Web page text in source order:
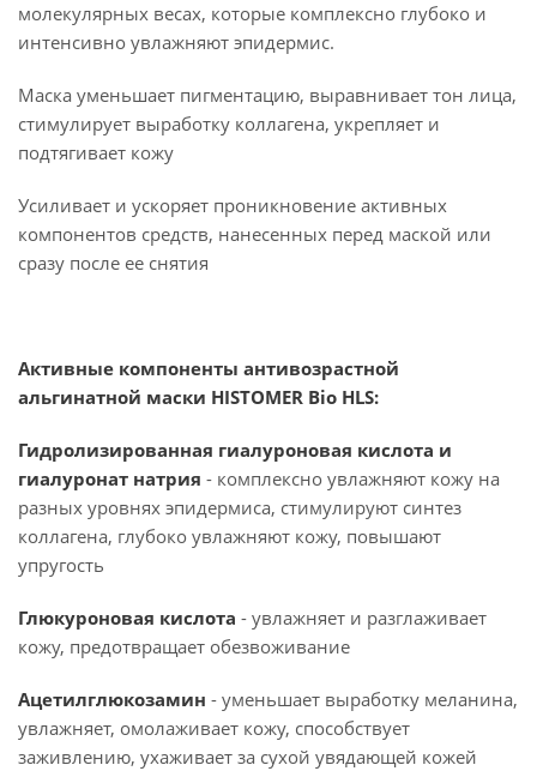
молекулярных весах, которые комплексно глубоко и
интенсивно увлажняют эпидермис.
Маска уменьшает пигментацию, выравнивает тон лица,
стимулирует выработку коллагена, укрепляет и
подтягивает кожу
Усиливает и ускоряет проникновение активных
компонентов средств, нанесенных перед маской или
сразу после ее снятия
Активные компоненты антивозрастной
альгинатной маски HISTOMER Bio HLS:
Гидролизированная гиалуроновая кислота и
гиалуронат натрия - комплексно увлажняют кожу на
разных уровнях эпидермиса, стимулируют синтез
коллагена, глубоко увлажняют кожу, повышают
упругость
Глюкуроновая кислота - увлажняет и разглаживает
кожу, предотвращает обезвоживание
Ацетилглюкозамин - уменьшает выработку меланина,
увлажняет, омолаживает кожу, способствует
заживлению, ухаживает за сухой увядающей кожей